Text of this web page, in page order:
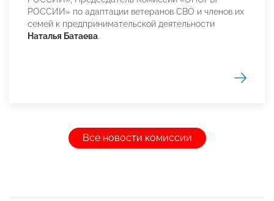
РОССИИ» по адаптации ветеранов СВО и членов их
семей к предпринимательской деятельности
Наталья Батаева.
Все новости комиссии